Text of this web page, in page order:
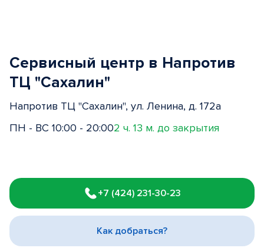
Сервисный центр в Напротив
ТЦ "Сахалин"
Напротив ТЦ "Сахалин", ул. Ленина, д. 172а
ПН - ВС 10:00 - 20:002 ч. 13 м. до закрытия
1
of
3
+7 (424) 231-30-23
Как добраться?